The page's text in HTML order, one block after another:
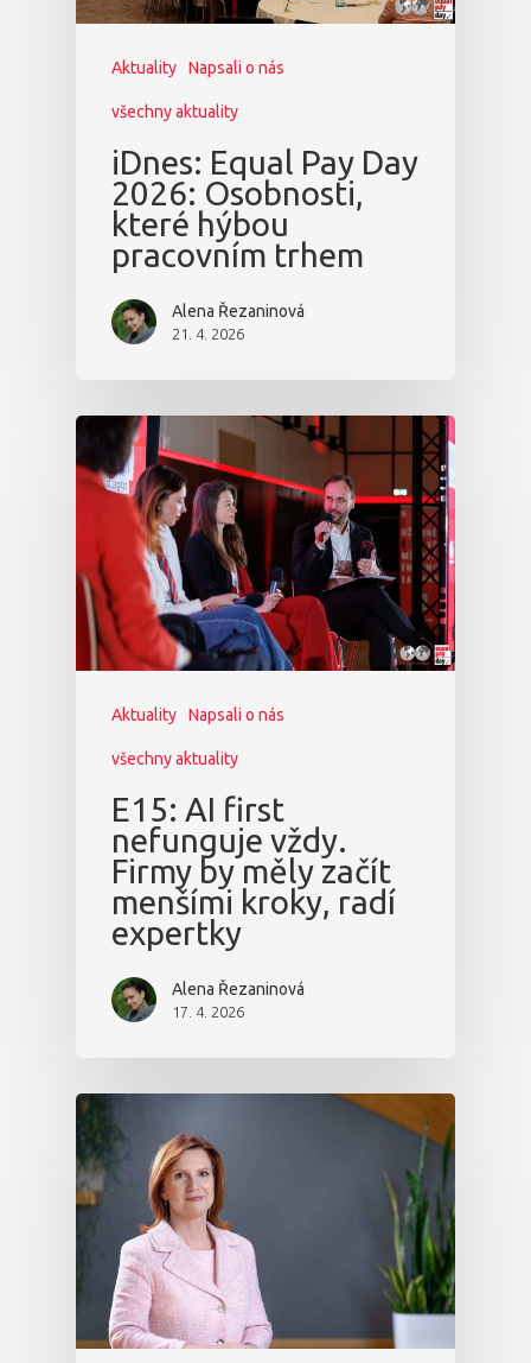
Aktuality Napsali o nás
všechny aktuality
iDnes: Equal Pay Day
2026: Osobnosti,
které hýbou
pracovním trhem
Alena Řezaninová
21. 4. 2026
Aktuality Napsali o nás
všechny aktuality
E15: AI first
nefunguje vždy.
Firmy by měly začít
menšími kroky, radí
expertky
Alena Řezaninová
17. 4. 2026